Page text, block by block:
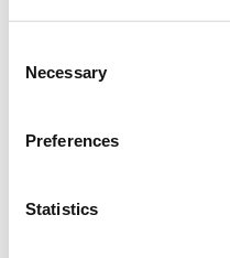
Selection
Necessary
Preferences
Statistics
Αγώνων του 2004, έχει χαράξει
των μουσικοχορευτικών του